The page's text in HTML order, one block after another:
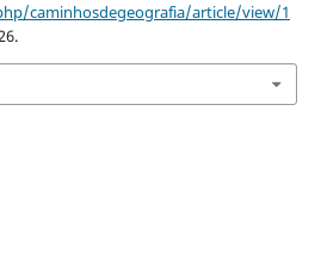
caminhosdegeografia/article/view/1